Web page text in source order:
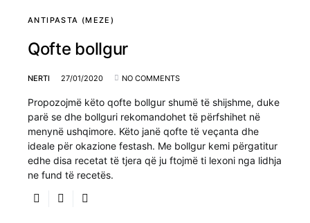
ANTIPASTA (MEZE)
Qofte bollgur
NERTI 27/01/2020 NO COMMENTS
Propozojmë këto qofte bollgur shumë të shijshme, duke
parë se dhe bollguri rekomandohet të përfshihet në
menynë ushqimore. Këto janë qofte të veçanta dhe
ideale për okazione festash. Me bollgur kemi përgatitur
edhe disa recetat të tjera që ju ftojmë ti lexoni nga lidhja
ne fund të recetës.